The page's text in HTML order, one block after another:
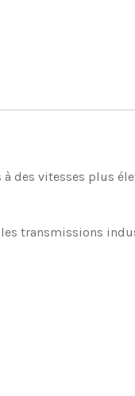
des vitesses plus
transmissions